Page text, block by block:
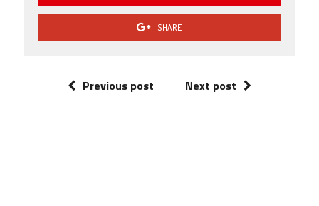
SHARE
Previous post Next post